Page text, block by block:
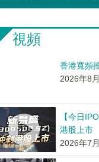
視頻
香港寬頻
2026年8
【今日
港股上市
2026年7